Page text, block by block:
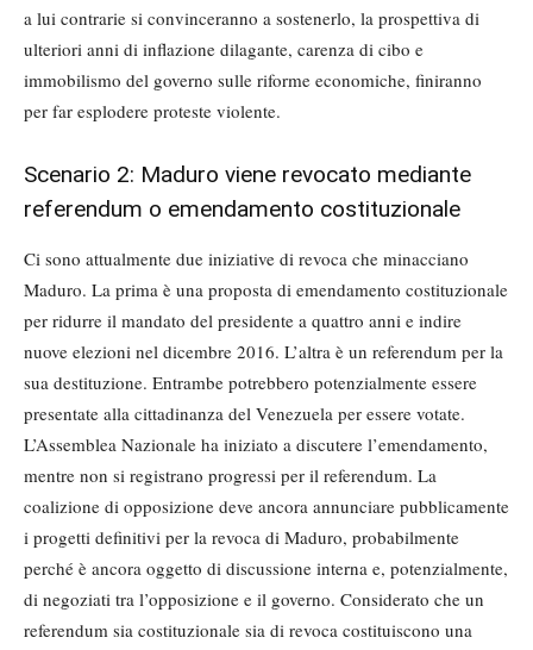
a lui contrarie si convinceranno a sostenerlo, la prospettiva di
ulteriori anni di inflazione dilagante, carenza di cibo e
immobilismo del governo sulle riforme economiche, finiranno
per far esplodere proteste violente.
Scenario 2: Maduro viene revocato mediante
referendum o emendamento costituzionale
Ci sono attualmente due iniziative di revoca che minacciano
Maduro. La prima è una proposta di emendamento costituzionale
per ridurre il mandato del presidente a quattro anni e indire
nuove elezioni nel dicembre 2016. L’altra è un referendum per la
sua destituzione. Entrambe potrebbero potenzialmente essere
presentate alla cittadinanza del Venezuela per essere votate.
L’Assemblea Nazionale ha iniziato a discutere l’emendamento,
mentre non si registrano progressi per il referendum. La
coalizione di opposizione deve ancora annunciare pubblicamente
i progetti definitivi per la revoca di Maduro, probabilmente
perché è ancora oggetto di discussione interna e, potenzialmente,
di negoziati tra l’opposizione e il governo. Considerato che un
referendum sia costituzionale sia di revoca costituiscono una